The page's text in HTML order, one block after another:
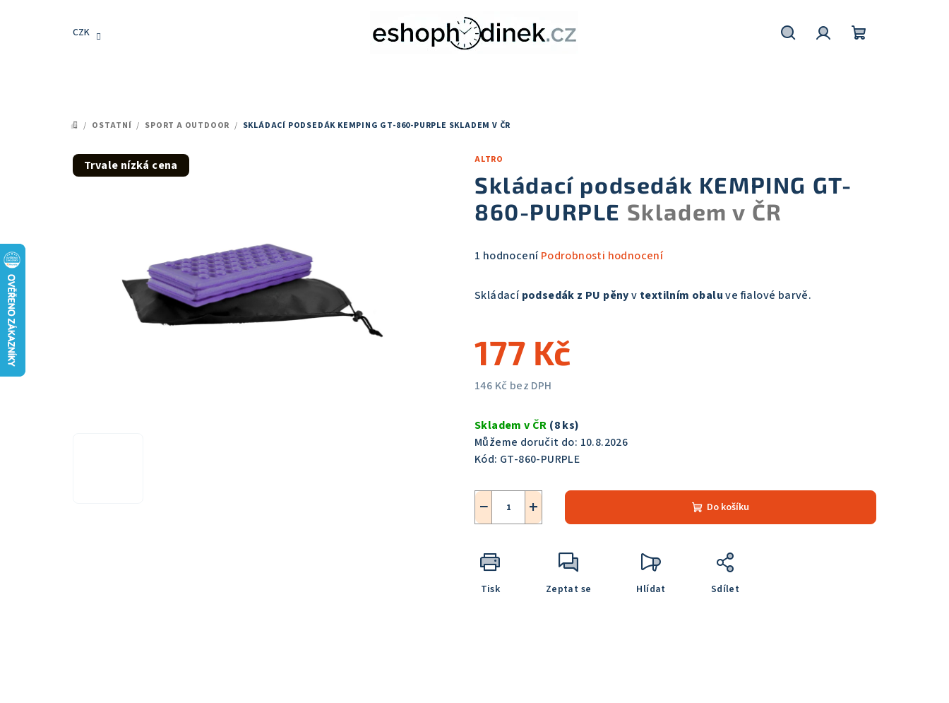
CZK
DOMŮ
/ OSTATNÍ / SPORT A OUTDOOR / SKLÁDACÍ PODSEDÁK KEMPING GT-860-PURPLE SKLADEM V ČR
ALTRO
Skládací podsedák KEMPING GT-
860-PURPLE Skladem v ČR
Průměrné
produktu
z
1 hodnocení Podrobnosti hodnocení
Skládacípodsedák z PU pěnyv textilním obaluve fialové barvě.
177 Kč
146 Kč bez DPH
cena:
Skladem v ČR (8 ks)
Můžeme doručit do: 10.8.2026
Kód: GT-860-PURPLE
+
− Do košíku
Tisk Zeptat se Hlídat Sdílet
Trvale nízká cena